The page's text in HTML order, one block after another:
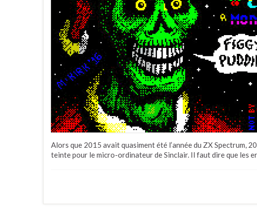
Alors que 2015 avait quasiment été l’année du ZX Spectrum,
teinte pour le micro-ordinateur de Sinclair. Il faut dire que les